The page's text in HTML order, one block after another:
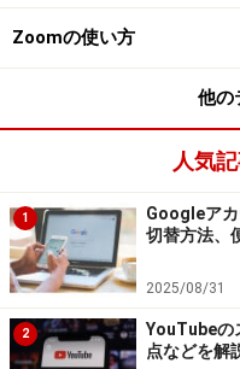
デジタルなスケ
ず……その理由は
上記のツールを使って
あったのですが、なか
た。振り返ってみると
うに思います。
■予定の記入に手間がか
1つ目は「予定の記入や
Zoomの使い方
他の
人気
1
Googleア
切替方法、
2025/08/31
2
YouTubeの
点などを解